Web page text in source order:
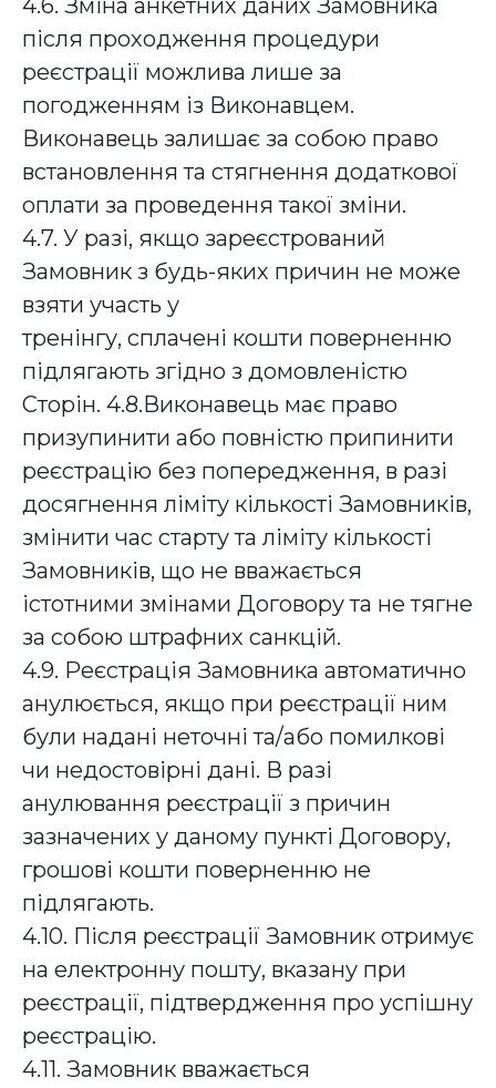
4.6. Зміна анкетних даних Замовника
після проходження процедури
реєстрації можлива лише за
погодженням із Виконавцем.
Виконавець залишає за собою право
встановлення та стягнення додаткової
оплати за проведення такої зміни.
4.7. У разі, якщо зареєстрований
Замовник з будь-яких причин не може
взяти участь у
тренінгу, сплачені кошти поверненню
підлягають згідно з домовленістю
Сторін. 4.8.Виконавець має право
призупинити або повністю припинити
реєстрацію без попередження, в разі
досягнення ліміту кількості Замовників,
змінити час старту та ліміту кількості
Замовників, що не вважається
істотними змінами Договору та не тягне
за собою штрафних санкцій.
4.9. Реєстрація Замовника автоматично
анулюється, якщо при реєстрації ним
були надані неточні та/або помилкові
чи недостовірні дані. В разі
анулювання реєстрації з причин
зазначених у даному пункті Договору,
грошові кошти поверненню не
підлягають.
4.10. Після реєстрації Замовник отримує
на електронну пошту, вказану при
реєстрації, підтвердження про успішну
реєстрацію.
4.11. Замовник вважається